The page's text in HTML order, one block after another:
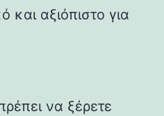
και αξιόπιστο για
να ξέρετε